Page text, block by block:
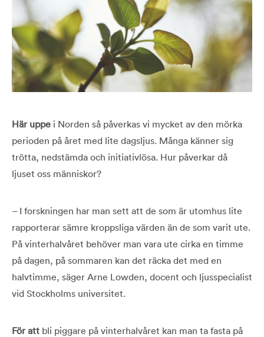
Här uppe i Norden så påverkas vi mycket av den mörka
perioden på året med lite dagsljus. Många känner sig
trötta, nedstämda och initiativlösa. Hur påverkar då
ljuset oss människor?
– I forskningen har man sett att de som är utomhus lite
rapporterar sämre kroppsliga värden än de som varit ute.
På vinterhalv­året behöver man vara ute cirka en timme
på dagen, på sommaren kan det räcka det med en
halvtimme, säger Arne Lowden, docent och ljusspecialist
vid Stockholms universitet.
För att bli piggare på vinterhalvåret kan man ta fasta på